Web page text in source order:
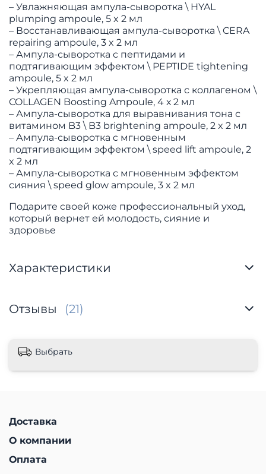
– Увлажняющая ампула-сыворотка \ HYAL
plumping ampoule, 5 x 2 мл
– Восстанавливающая ампула-сыворотка \ CERA
repairing ampoule, 3 x 2 мл
– Ампула-сыворотка с пептидами и
подтягивающим эффектом \ PEPTIDE tightening
ampoule, 5 x 2 мл
– Укрепляющая ампула-сыворотка с коллагеном \
COLLAGEN Boosting Ampoule, 4 х 2 мл
– Ампула-сыворотка для выравнивания тона с
витамином B3 \ B3 brightening ampoule, 2 x 2 мл
– Ампула-сыворотка c мгновенным
подтягивающим эффектом \ speed lift ampoule, 2
x 2 мл
– Ампула-сыворотка с мгновенным эффектом
сияния \ speed glow ampoule, 3 x 2 мл
Подарите своей коже профессиональный уход,
который вернет ей молодость, сияние и
здоровье
Характеристики
Отзывы (21)
Выбрать
Доставка
О компании
Оплата